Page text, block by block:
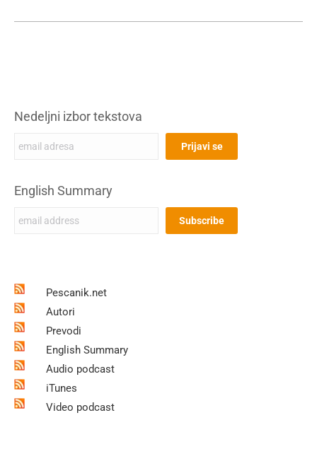
Nedeljni izbor tekstova
English Summary
Pescanik.net
Autori
Prevodi
English Summary
Audio podcast
iTunes
Video podcast